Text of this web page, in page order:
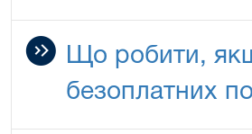
Що робити,
безоплатних